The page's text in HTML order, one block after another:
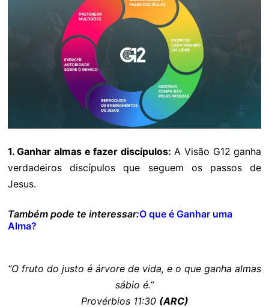
1. Ganhar almas e fazer discípulos: A Visão G12 ganha
verdadeiros discípulos que seguem os passos de
Jesus.
Também pode te interessar:O que é Ganhar uma
Alma?
“O fruto do justo é árvore de vida, e o que ganha almas
sábio é.”
Provérbios 11:30 (ARC)